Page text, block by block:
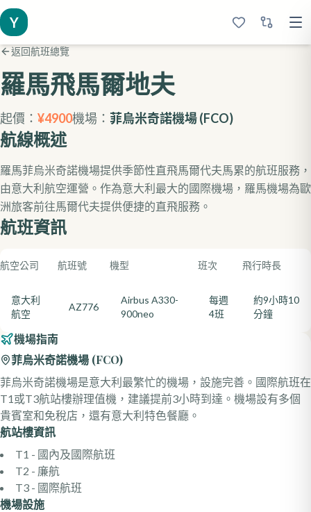
Y
返回航班總覽
羅馬飛馬爾地夫
起價： ¥4900機場： 菲烏米奇諾機場(FCO)
航線概述
羅馬菲烏米奇諾機場提供季節性直飛馬爾代夫馬累的航班服務，
由意大利航空運營。作為意大利最大的國際機場，羅馬機場為歐
洲旅客前往馬爾代夫提供便捷的直飛服務。
航班資訊
航空公司 航班號 機型 班次 飛行時長
意大利
航空
AZ776
Airbus A330-
900neo
每週
4班
約9小時10
分鐘
機場指南
菲烏米奇諾機場 (FCO)
菲烏米奇諾機場是意大利最繁忙的機場，設施完善。國際航班在
T1或T3航站樓辦理值機，建議提前3小時到達。機場設有多個
貴賓室和免稅店，還有意大利特色餐廳。
航站樓資訊
T1 - 國內及國際航班
T2 - 廉航
T3 - 國際航班
機場設施